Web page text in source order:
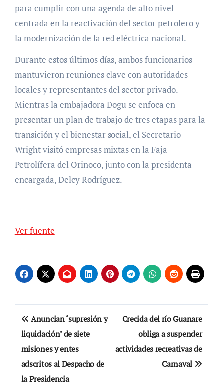
para cumplir con una agenda de alto nivel
centrada en la reactivación del sector petrolero y
la modernización de la red eléctrica nacional.
Durante estos últimos días, ambos funcionarios
mantuvieron reuniones clave con autoridades
locales y representantes del sector privado.
Mientras la embajadora Dogu se enfoca en
presentar un plan de trabajo de tres etapas para la
transición y el bienestar social, el Secretario
Wright visitó empresas mixtas en la Faja
Petrolífera del Orinoco, junto con la presidenta
encargada, Delcy Rodríguez.
Ver fuente
Navegación
de
entradas
Anuncian ‘supresión y
liquidación’ de siete
misiones y entes
adscritos al Despacho de
la Presidencia
Crecida del río Guanare
obliga a suspender
actividades recreativas de
Carnaval